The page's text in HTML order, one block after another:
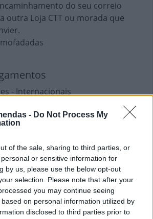
- Do Not Process My
of the sale, sharing to third parties, or
or sensitive information for
by us, please use the below opt-out
selection. Please note that after your
you may continue seeing
on personal information utilized by
disclosed to third parties prior to
do seu correio
outra Loja CTT ou morada que
- Internacionais
Coimas
Faturas
Portagens
Vales
de Telemóveis